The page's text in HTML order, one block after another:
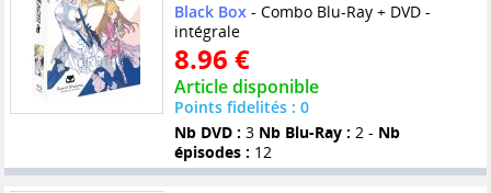
Black Box- Combo Blu-Ray + DVD -
intégrale
8.96 €
Article disponible
Points fidelités : 0
Nb DVD : 3 Nb Blu-Ray : 2 - Nb
épisodes : 12